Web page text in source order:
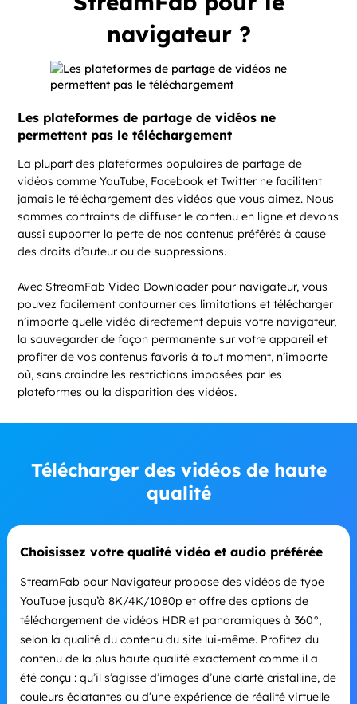
navigateur ?
Les plateformes de partage de vidéos ne
permettent pas le téléchargement
La plupart des plateformes populaires de partage de
vidéos comme YouTube, Facebook et Twitter ne facilitent
jamais le téléchargement des vidéos que vous aimez. Nous
sommes contraints de diffuser le contenu en ligne et devons
aussi supporter la perte de nos contenus préférés à cause
des droits d’auteur ou de suppressions.
Avec StreamFab Video Downloader pour navigateur, vous
pouvez facilement contourner ces limitations et télécharger
n’importe quelle vidéo directement depuis votre navigateur,
la sauvegarder de façon permanente sur votre appareil et
profiter de vos contenus favoris à tout moment, n’importe
où, sans craindre les restrictions imposées par les
plateformes ou la disparition des vidéos.
Télécharger des vidéos de haute
qualité
Choisissez votre qualité vidéo et audio préférée
StreamFab pour Navigateur propose des vidéos de type
YouTube jusqu’à 8K/4K/1080p et offre des options de
téléchargement de vidéos HDR et panoramiques à 360°,
selon la qualité du contenu du site lui-même. Profitez du
contenu de la plus haute qualité exactement comme il a
été conçu : qu’il s’agisse d’images d’une clarté cristalline, de
couleurs éclatantes ou d’une expérience de réalité virtuelle